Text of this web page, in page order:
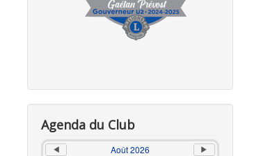
Agenda du Club
Août 2026